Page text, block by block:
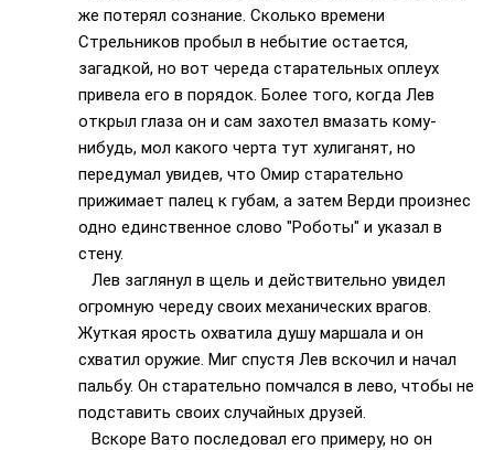
же потерял сознание. Сколько времени
Стрельников пробыл в небытие остается,
загадкой, но вот череда старательных оплеух
привела его в порядок. Более того, когда Лев
открыл глаза он и сам захотел вмазать кому-
нибудь, мол какого черта тут хулиганят, но
передумал увидев, что Омир старательно
прижимает палец к губам, а затем Верди произнес
одно единственное слово "Роботы" и указал в
стену.
Лев заглянул в щель и действительно увидел
огромную череду своих механических врагов.
Жуткая ярость охватила душу маршала и он
схватил оружие. Миг спустя Лев вскочил и начал
пальбу. Он старательно помчался в лево, чтобы не
подставить своих случайных друзей.
Вскоре Вато последовал его примеру, но он